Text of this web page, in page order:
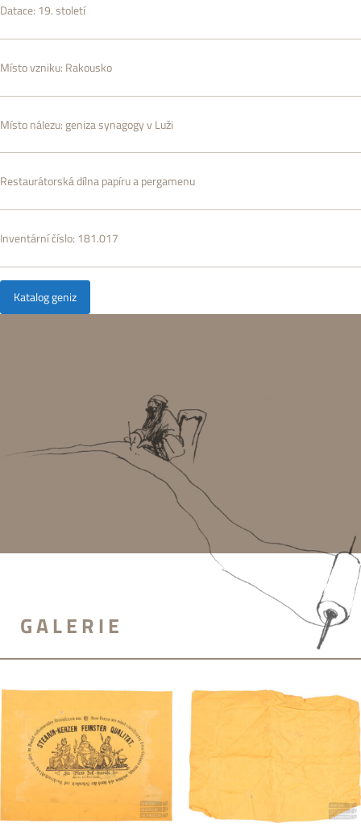
Datace: 19. století
Místo vzniku: Rakousko
Místo nálezu:geniza synagogy v Luži
Restaurátorská dílna papíru a pergamenu
Inventární číslo: 181.017
Katalog geniz
Obal na stearinové svíčky z Vídně, tisk na žlutém papíru
s německým nápisem a vyobrazením řeckých bohyní.
GALERIE